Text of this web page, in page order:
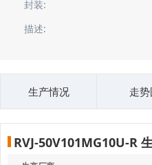
封装:
描述:
生产情况 走
RVJ-50V101MG10U-R